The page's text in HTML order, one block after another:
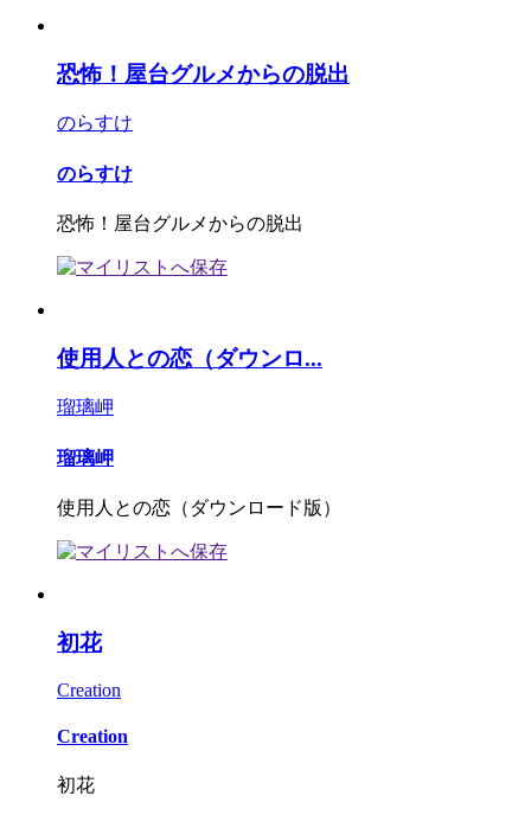
恐怖！屋台グルメからの脱出
のらすけ
のらすけ
恐怖！屋台グルメからの脱出
使用人との恋（ダウンロ...
瑠璃岬
瑠璃岬
使用人との恋（ダウンロード版）
初花
Creation
Creation
初花